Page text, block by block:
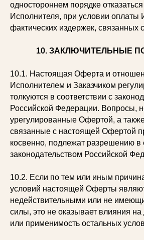
одностороннем порядке отказаться
Исполнителя, при условии оплаты
фактических издержек, связанных
10. ЗАКЛЮЧИТЕЛЬНЫЕ
10.1. Настоящая Оферта и
Исполнителем и Заказчиком
толкуются в соответствии с
Российской Федерации. Вопросы,
урегулированные Офертой, а
связанные с настоящей Офертой
косвенно, подлежат разрешению в
законодательством Российской
10.2. Если по тем или иным
условий настоящей Оферты
недействительными или не
силы, это не оказывает влияния на
или применимость остальных